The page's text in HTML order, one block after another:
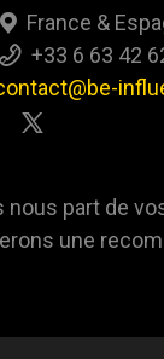
France &
+33 6 63 42
nous part de
une